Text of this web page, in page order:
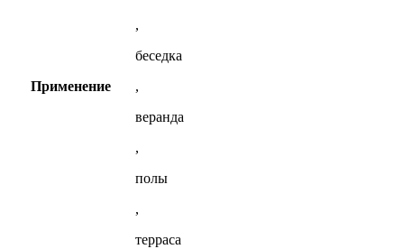
Применение
,
беседка
,
веранда
,
полы
,
терраса